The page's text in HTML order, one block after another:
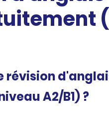
révision
A2/B1) ?